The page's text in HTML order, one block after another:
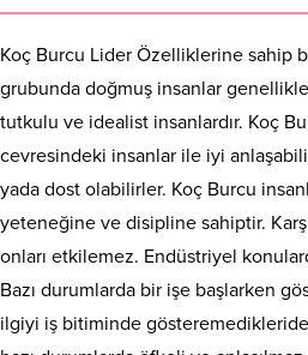
Koç Burcu Lider Özelliklerine sahip
grubunda doğmuş insanlar
tutkulu ve idealist insanlardır. Koç
cevresindeki insanlar ile iyi
yada dost olabilirler. Koç Burcu
yeteneğine ve disipline sahiptir.
onları etkilemez. Endüstriyel
Bazı durumlarda bir işe başlarken
ilgiyi iş bitiminde